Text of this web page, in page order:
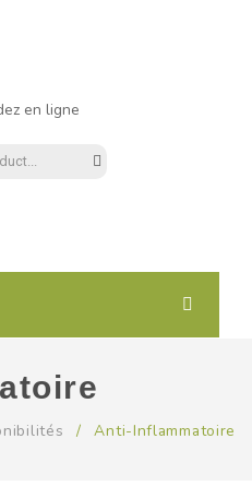
en ligne
/ Anti-Inflammatoire